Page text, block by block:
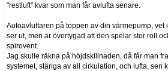
"restluft" kvar som man får avlufta senare.
Autoavluftaren på toppen av din värmepump, vet
ser ut, men är övertygad att den spelar stor roll
spirovent.
Jag skulle räkna på höjdskillnaden, då får man
systemet, stänga av all cirkulation, och lufta, sen